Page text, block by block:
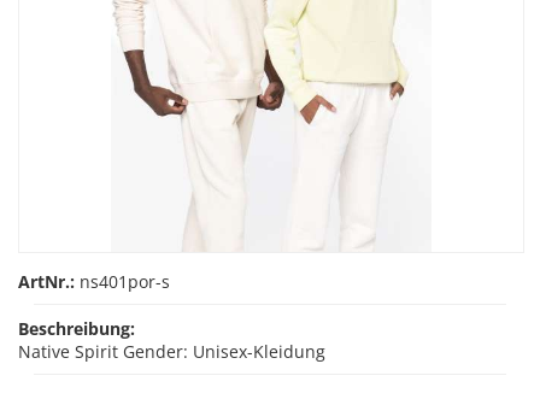
ArtNr.: ns401por-s
Beschreibung:
Native Spirit Gender: Unisex-Kleidung